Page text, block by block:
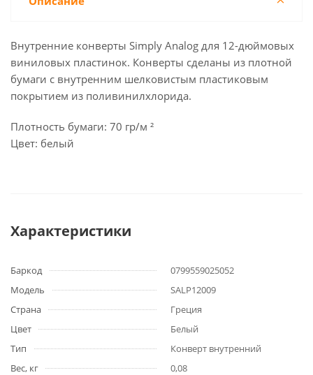
Внутренние конверты Simply Analog для 12-дюймовых
виниловых пластинок. Конверты сделаны из плотной
бумаги с внутренним шелковистым пластиковым
покрытием из поливинилхлорида.
Плотность бумаги: 70 гр/м ²
Цвет: белый
Характеристики
Баркод
0799559025052
Модель
SALP12009
Страна
Греция
Цвет
Белый
Тип
Конверт внутренний
Вес, кг
0,08